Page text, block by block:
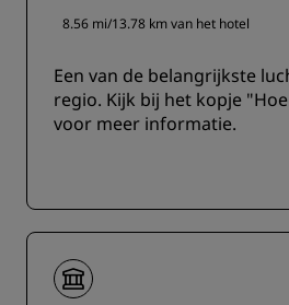
8.56 mi/13.78 km van het hotel
Een van de belangrijkste
regio. ‌Kijk bij het kopje
voor meer informatie.